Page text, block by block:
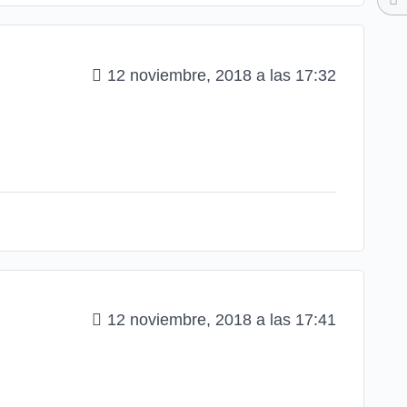
12 noviembre, 2018 a las 17:32
12 noviembre, 2018 a las 17:41